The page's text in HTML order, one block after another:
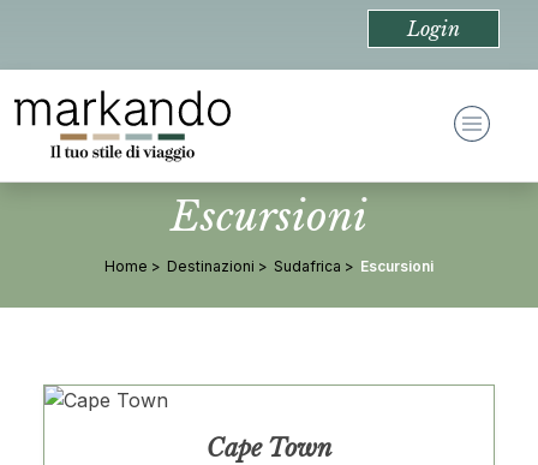
Login
Escursioni
Home Destinazioni Sudafrica Escursioni
Cape Town